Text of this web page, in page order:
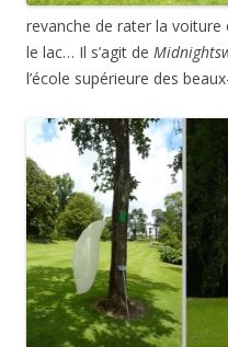
revanche de rater la
le lac… Il s’agit de
l’école supérieure des